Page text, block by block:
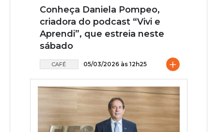
Conheça Daniela Pompeo,
criadora do podcast “Vivi e
Aprendi”, que estreia neste
sábado
CAFÉ 05/03/2026 às 12h25 +